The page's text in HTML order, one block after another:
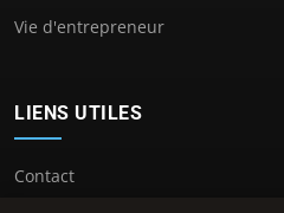
Vie d'entrepreneur
LIENS UTILES
Contact